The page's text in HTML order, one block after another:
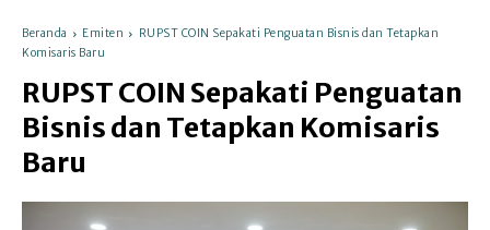
Beranda Emiten
RUPST COIN Sepakati Penguatan Bisnis dan Tetapkan
Komisaris Baru
RUPST COIN Sepakati Penguatan
Bisnis dan Tetapkan Komisaris
Baru